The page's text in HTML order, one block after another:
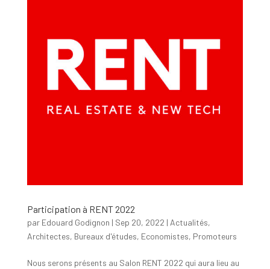
Participation à RENT 2022
par Edouard Godignon | Sep 20, 2022 | Actualités,
Architectes, Bureaux d'études, Economistes, Promoteurs
Nous serons présents au Salon RENT 2022 qui aura lieu au